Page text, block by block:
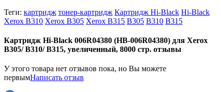
Теги: картридж тонер-картридж Картридж Hi-Black Hi-Black
Xerox B310 Xerox B305 Xerox B315 B305 B310 B315
Картридж Hi-Black 006R04380 (HB-006R04380) для Xerox
B305/ B310/ B315, увеличенный, 8000 стр. отзывы
У этого товара нет отзывов пока, но Вы можете
первымНаписать отзыв